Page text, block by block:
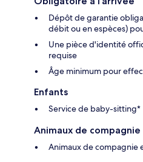
Dépôt de garantie
débit ou en espèces)
Une pièce d'identité
requise
Âge minimum pour
Enfants
Service de baby-sitting*
Animaux de compagnie
Animaux de compagnie